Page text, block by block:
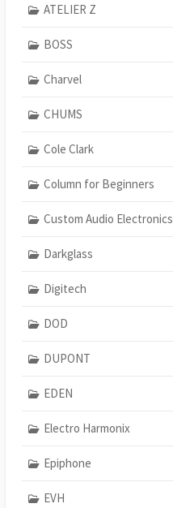
ATELIER Z
BOSS
Charvel
CHUMS
Cole Clark
Column for Beginners
Custom Audio Electronics
Darkglass
Digitech
DOD
DUPONT
EDEN
Electro Harmonix
Epiphone
EVH